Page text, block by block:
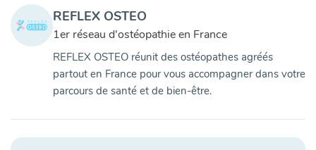
REFLEX OSTEO
1er réseau d'ostéopathie en France
REFLEX OSTEO réunit des ostéopathes agréés
partout en France pour vous accompagner dans votre
parcours de santé et de bien-être.